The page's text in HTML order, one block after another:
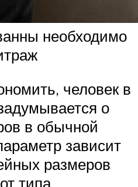
необходимо
человек в
о
в обычной
зависит
размеров
типа